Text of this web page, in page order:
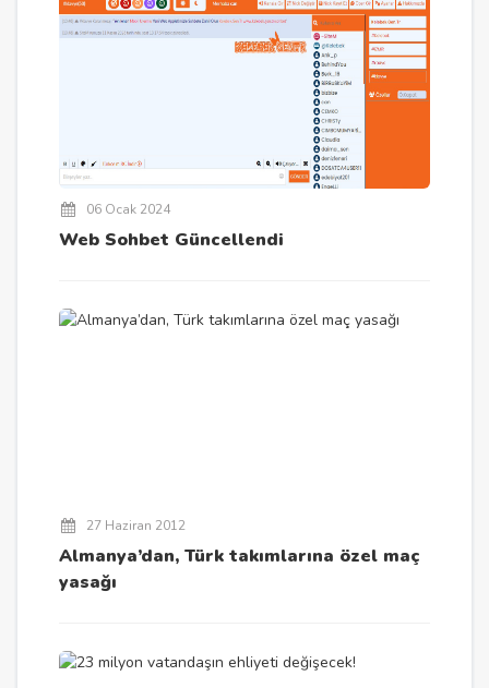
06 Ocak 2024
Web Sohbet Güncellendi
27 Haziran 2012
Almanya’dan, Türk takımlarına özel maç
yasağı